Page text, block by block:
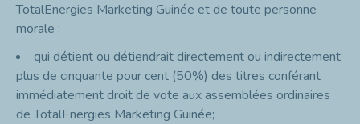
TotalEnergies Marketing Guinée et de toute personne
morale :
qui détient ou détiendrait directement ou indirectement
plus de cinquante pour cent (50%) des titres conférant
immédiatement droit de vote aux assemblées ordinaires
de TotalEnergies Marketing Guinée;